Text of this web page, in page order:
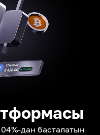
дан басталатын